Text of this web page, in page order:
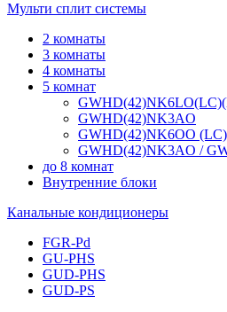
Мульти сплит системы
2 комнаты
3 комнаты
4 комнаты
5 комнат
GWHD(42)NK3AO
GWHD(42)NK6OO
GWHD(42)NK3AO /
до 8 комнат
Внутренние блоки
Канальные кондиционеры
FGR-Pd
GU-PHS
GUD-PHS
GUD-PS